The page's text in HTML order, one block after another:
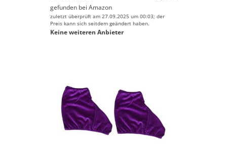
gefunden bei Amazon
zuletzt überprüft am 27.09.2025 um 00:03; der
Preis kann sich seitdem geändert haben.
Keine weiteren Anbieter